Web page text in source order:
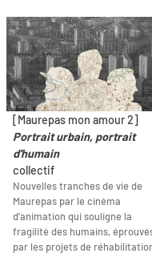
[Maurepas mon amour 2]
Portrait urbain, portrait
d'humain
collectif
Nouvelles tranches de vie de
Maurepas par le cinéma
d’animation qui souligne la
fragilité des humains,
par les projets de